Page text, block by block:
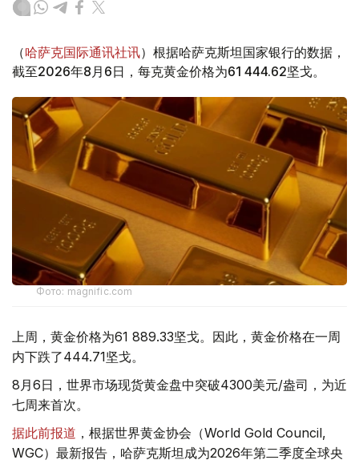
（哈萨克国际通讯社讯）根据哈萨克斯坦国家银行的数据，
截至2026年8月6日，每克黄金价格为61 444.62坚戈。
Фото: magnific.com
上周，黄金价格为61 889.33坚戈。因此，黄金价格在一周
内下跌了444.71坚戈。
8月6日，世界市场现货黄金盘中突破4300美元/盎司，为近
七周来首次。
据此前报道 ，根据世界黄金协会（World Gold Council,
WGC）最新报告，哈萨克斯坦成为2026年第二季度全球央